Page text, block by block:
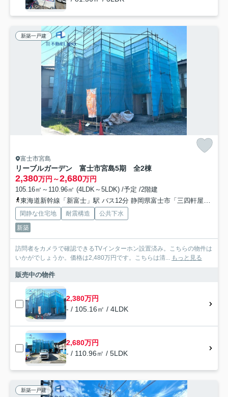
新築一戸建
富士市宮島
リーブルガーデン 富士市宮島5期 全2棟
2,380万円～2,680万円
105.16㎡～110.96㎡ (4LDK～5LDK) /予定 /2階建
東海道新幹線「新富士」駅 バス12分 静岡県富士市「三四軒屋団地入口」 停歩5分
閑静な住宅地 耐震構造
公共下水
新築
訪問者をカメラで確認できるTVインターホン設置済み。こちらの物件は
いかがでしょうか。価格は2,480万円です。こちらは清... もっと見る
販売中の物件
2,380万円
- / 105.16㎡ / 4LDK
2,680万円
- / 110.96㎡ / 5LDK
新築一戸建